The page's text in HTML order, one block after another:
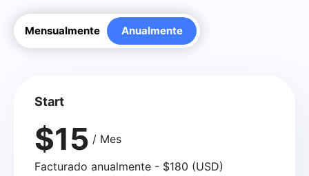
Mensualmente Anualmente
Start
$15 / Mes
Facturado anualmente - $180 (USD)